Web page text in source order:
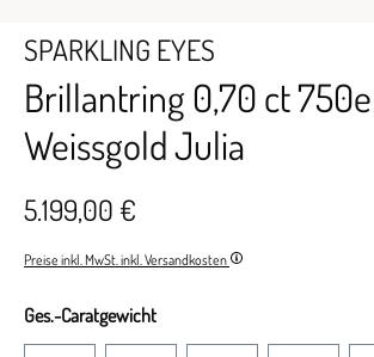
SPARKLING EYES
Brillantring 0,70 ct
Weissgold Julia
5.199,00 €
Preise inkl. MwSt. inkl. Versandkosten
Ges.-Caratgewicht